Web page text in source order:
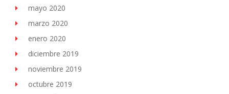
mayo 2020
marzo 2020
enero 2020
diciembre 2019
noviembre 2019
octubre 2019